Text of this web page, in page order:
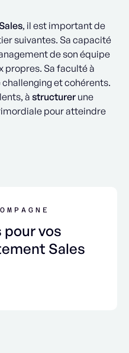
, il est important de
suivantes. Sa capacité
de son équipe
Sa faculté à
et cohérents.
àstructurer une
pour atteindre
vos
Sales